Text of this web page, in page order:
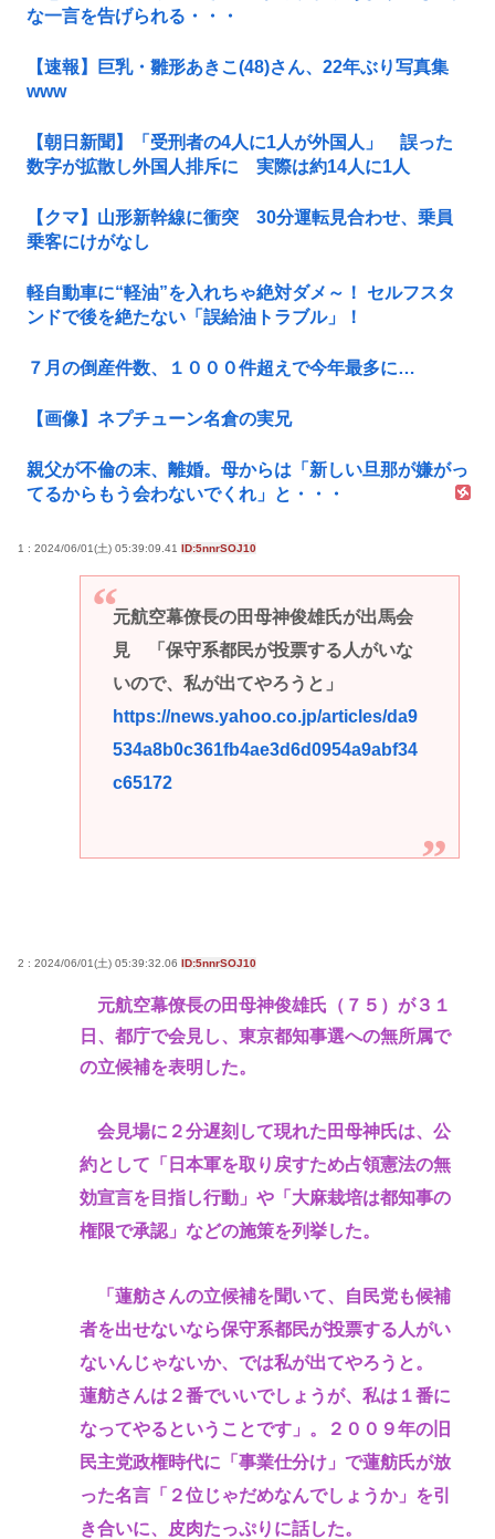
な一言を告げられる・・・
【速報】巨乳・雛形あきこ(48)さん、22年ぶり写真集
www
【朝日新聞】「受刑者の4人に1人が外国人」 誤った
数字が拡散し外国人排斥に 実際は約14人に1人
【クマ】山形新幹線に衝突 30分運転見合わせ、乗員
乗客にけがなし
軽自動車に“軽油”を入れちゃ絶対ダメ～！ セルフスタ
ンドで後を絶たない「誤給油トラブル」！
７月の倒産件数、１０００件超えで今年最多に…
【画像】ネプチューン名倉の実兄
親父が不倫の末、離婚。母からは「新しい旦那が嫌がっ
てるからもう会わないでくれ」と・・・
1 : 2024/06/01(土) 05:39:09.41 ID:5nnrSOJ10
元航空幕僚長の田母神俊雄氏が出馬会
見 「保守系都民が投票する人がいな
いので、私が出てやろうと」
https://news.yahoo.co.jp/articles/da9
534a8b0c361fb4ae3d6d0954a9abf34
c65172
2 : 2024/06/01(土) 05:39:32.06 ID:5nnrSOJ10
元航空幕僚長の田母神俊雄氏（７５）が３１
日、都庁で会見し、東京都知事選への無所属で
の立候補を表明した。
会見場に２分遅刻して現れた田母神氏は、公
約として「日本軍を取り戻すため占領憲法の無
効宣言を目指し行動」や「大麻栽培は都知事の
権限で承認」などの施策を列挙した。
「蓮舫さんの立候補を聞いて、自民党も候補
者を出せないなら保守系都民が投票する人がい
ないんじゃないか、では私が出てやろうと。
蓮舫さんは２番でいいでしょうが、私は１番に
なってやるということです」。２００９年の旧
民主党政権時代に「事業仕分け」で蓮舫氏が放
った名言「２位じゃだめなんでしょうか」を引
き合いに、皮肉たっぷりに話した。